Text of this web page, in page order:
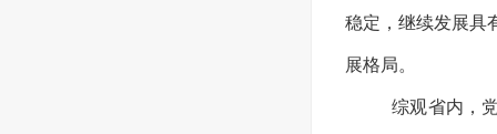
稳定，继续发展具
展格局。
综观省内，